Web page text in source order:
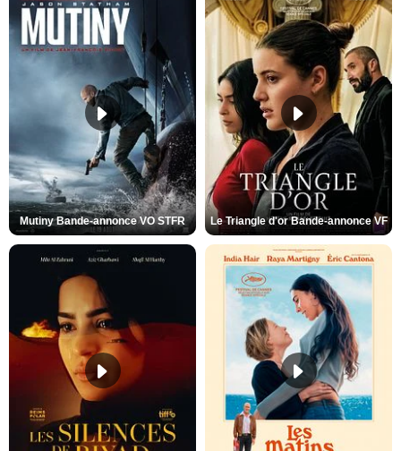
Mutiny Bande-annonce VO STFR Le Triangle d'or Bande-annonce VF